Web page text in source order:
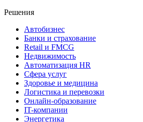
Решения
Автобизнес
Банки и страхование
Retail и FMCG
Недвижимость
Автоматизация HR
Сфера услуг
Здоровье и медицина
Логистика и перевозки
Онлайн-образование
IT-компании
Энергетика